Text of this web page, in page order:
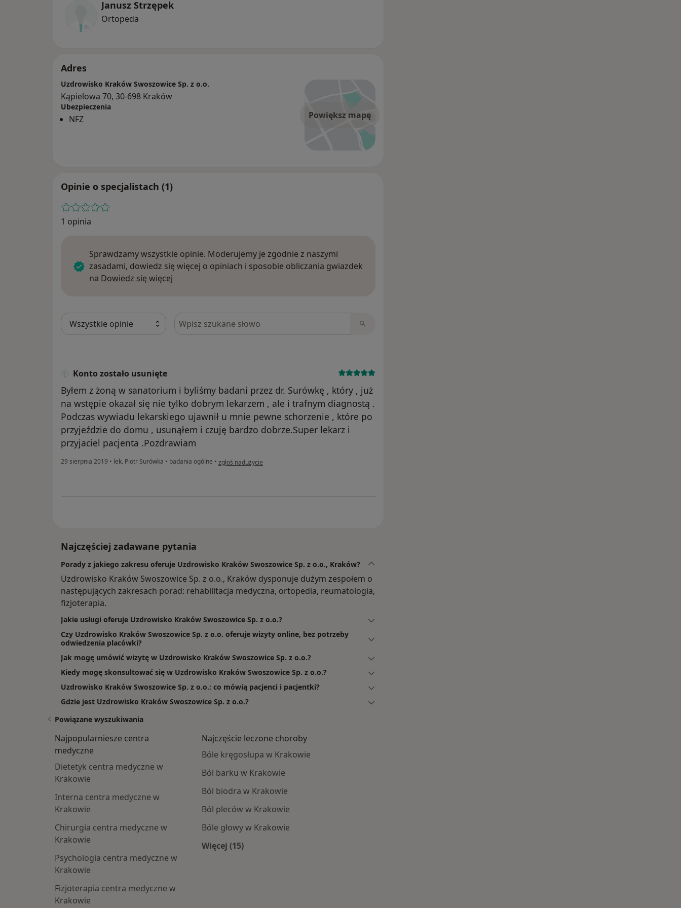
Janusz Strzępek
Ortopeda
Adres
Powiększ mapę
Uzdrowisko Kraków Swoszowice Sp. z o.o.
Kąpielowa 70, 30-698 Kraków
Ubezpieczenia
NFZ
Opinie o specjalistach (1)
1 opinia
Sprawdzamy wszystkie opinie. Moderujemy je zgodnie z naszymi
zasadami, dowiedz się więcej o opiniach i sposobie obliczania gwiazdek
na Dowiedz się więcej
Szukaj w opiniach
Konto zostało usunięte
Byłem z żoną w sanatorium i byliśmy badani przez dr. Surówkę , który , już
na wstępie okazał się nie tylko dobrym lekarzem , ale i trafnym diagnostą .
Podczas wywiadu lekarskiego ujawnił u mnie pewne schorzenie , które po
przyjeździe do domu , usunąłem i czuję bardzo dobrze.Super lekarz i
przyjaciel pacjenta .Pozdrawiam
29 sierpnia 2019 • lek. Piotr Surówka • badania ogólne • w opinii użytkownika Konto zostało usunięte
zgłoś nadużycie
Najczęściej zadawane pytania
Porady z jakiego zakresu oferuje Uzdrowisko Kraków Swoszowice Sp. z o.o., Kraków?
Uzdrowisko Kraków Swoszowice Sp. z o.o., Kraków dysponuje dużym zespołem o
następujących zakresach porad: rehabilitacja medyczna, ortopedia, reumatologia,
fizjoterapia.
Jakie usługi oferuje Uzdrowisko Kraków Swoszowice Sp. z o.o.?
Czy Uzdrowisko Kraków Swoszowice Sp. z o.o. oferuje wizyty online, bez potrzeby
odwiedzenia placówki?
Jak mogę umówić wizytę w Uzdrowisko Kraków Swoszowice Sp. z o.o.?
Kiedy mogę skonsultować się w Uzdrowisko Kraków Swoszowice Sp. z o.o.?
Uzdrowisko Kraków Swoszowice Sp. z o.o.: co mówią pacjenci i pacjentki?
Gdzie jest Uzdrowisko Kraków Swoszowice Sp. z o.o.?
Powiązane wyszukiwania
Najpopularniesze centra
medyczne
Dietetyk centra medyczne w
Krakowie
Interna centra medyczne w
Krakowie
Chirurgia centra medyczne w
Krakowie
Psychologia centra medyczne w
Krakowie
Fizjoterapia centra medyczne w
Krakowie
Najczęście leczone choroby
Bóle kręgosłupa w Krakowie
Ból barku w Krakowie
Ból biodra w Krakowie
Ból pleców w Krakowie
Bóle głowy w Krakowie
Więcej (15)